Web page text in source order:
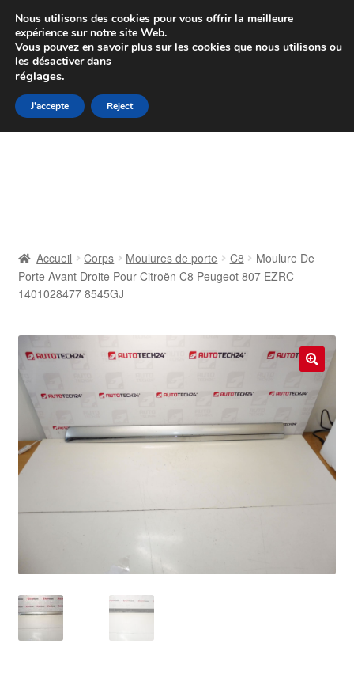
Colissimo livraison à partir de 7 EUR
Du lundi au vendredi de 9 h à 16 h
Aller
à
Aller
au
Contact
Livraison internationale
Mon compte
Paiements
Politique de confidentialité
Procédure de Réclamation
Accueil Corps Moulures de porte C8
Moulure De
Porte Avant Droite Pour Citroën C8 Peugeot 807 EZRC
1401028477 8545GJ
Nous utilisons des cookies pour vous offrir la meilleure
expérience sur notre site Web.
Vous pouvez en savoir plus sur les cookies que nous utilisons ou
les désactiver dans
réglages.
J'accepte Reject